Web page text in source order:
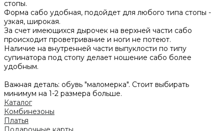
стопы.
Форма сабо удобная, подойдет для любого типа стопы -
узкая, широкая.
За счет имеющихся дырочек на верхней части сабо
происходит проветривание и ноги не потеют.
Наличие на внутренней части выпуклости по типу
супинатора под стопу делает ношение сабо более
удобным.
Важная деталь: обувь "маломерка". Стоит выбирать
минимум на 1-2 размера больше.
Каталог
Комбинезоны
Платья